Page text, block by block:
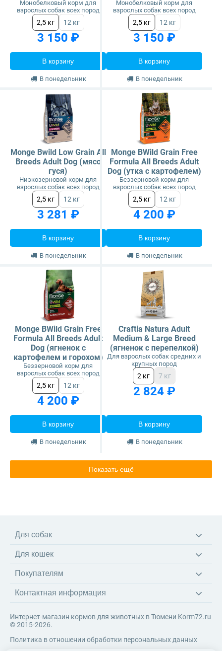
Монобелковый корм для
взрослых собак всех пород
2,5 кг 12 кг
3 150 ₽
В корзину
В понедельник
Монобелковый корм для
взрослых собак всех пород
2,5 кг 12 кг
3 150 ₽
В корзину
В понедельник
Monge Bwild Low Grain All
Breeds Adult Dog (мясо
гуся)
Низкозерновой корм для
взрослых собак всех пород
2,5 кг 12 кг
3 281 ₽
В корзину
В понедельник
Monge BWild Grain Free
Formula All Breeds Adult
Dog (утка с картофелем)
Беззерновой корм для
взрослых собак всех пород
2,5 кг 12 кг
4 200 ₽
В корзину
В понедельник
Monge BWild Grain Free
Formula All Breeds Adult
Dog (ягненок с
картофелем и горохом)
Беззерновой корм для
взрослых собак всех пород
2,5 кг 12 кг
4 200 ₽
В корзину
В понедельник
Craftia Natura Adult
Medium & Large Breed
(ягненок с перепелкой)
Для взрослых собак средних и
крупных пород
2 кг 7 кг
2 824 ₽
В корзину
В понедельник
Показать ещё
Для собак
Ветеринарные диеты
Игрушки
Амуниция
Для кошек
Ветеринарные диеты
Покупателям
Оплата
Система скидок
Контакты
Контактная информация
Интернет-магазин кормов для животных в Тюмени Korm72.ru
© 2015-2026.
Политика в отношении обработки персональных данных